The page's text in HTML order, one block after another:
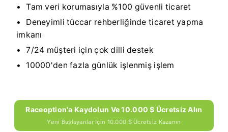
Tam veri korumasıyla %100 güvenli ticaret
Deneyimli tüccar rehberliğinde ticaret yapma
imkanı
7/24 müşteri için çok dilli destek
10000'den fazla günlük işlenmiş işlem
Raceoption'a Kaydolun Ve 10.000 $ Ücretsiz Alın
Yeni Başlayanlar Için 10.000 $ Ücretsiz Kazanın